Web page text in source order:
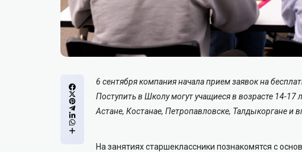
6 сентября компания начала прием заявок на
Поступить в Школу могут учащиеся в возрасте 14-17
Астане, Костанае, Петропавловске, Талдыкоргане и
На занятиях старшеклассники познакомятся с